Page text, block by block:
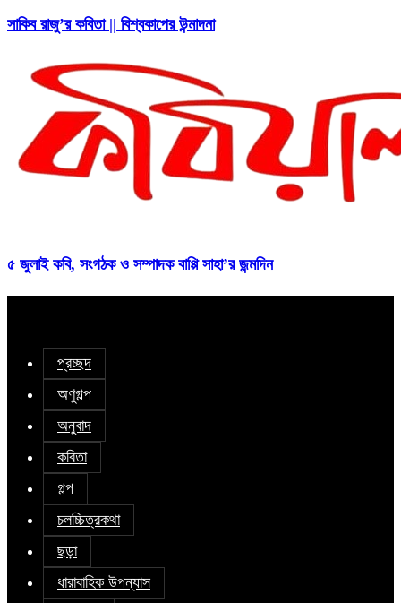
সাকিব রাজু’র কবিতা || বিশ্বকাপের উন্মাদনা
৫ জুলাই কবি, সংগঠক ও সম্পাদক বাপ্পি সাহা’র জন্মদিন
প্রচ্ছদ
অণুগল্প
অনুবাদ
কবিতা
গল্প
চলচ্চিত্রকথা
ছড়া
ধারাবাহিক উপন্যাস